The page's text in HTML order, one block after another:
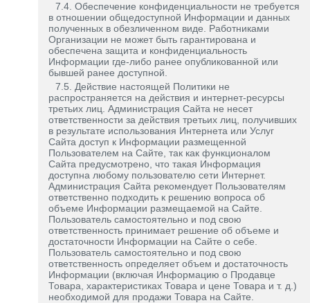
7.4. Обеспечение конфиденциальности не требуется
в отношении общедоступной Информации и данных
полученных в обезличенном виде. Работниками
Организации не может быть гарантирована и
обеспечена защита и конфиденциальность
Информации где-либо ранее опубликованной или
бывшей ранее доступной.
7.5. Действие настоящей Политики не
распространяется на действия и интернет-ресурсы
третьих лиц. Администрация Сайта не несет
ответственности за действия третьих лиц, получивших
в результате использования Интернета или Услуг
Сайта доступ к Информации размещенной
Пользователем на Сайте, так как функционалом
Сайта предусмотрено, что такая Информация
доступна любому пользователю сети Интернет.
Администрация Сайта рекомендует Пользователям
ответственно подходить к решению вопроса об
объеме Информации размещаемой на Сайте.
Пользователь самостоятельно и под свою
ответственность принимает решение об объеме и
достаточности Информации на Сайте о себе.
Пользователь самостоятельно и под свою
ответственность определяет объем и достаточность
Информации (включая Информацию о Продавце
Товара, характеристиках Товара и цене Товара и т. д.)
необходимой для продажи Товара на Сайте.